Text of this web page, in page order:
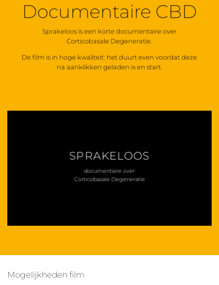
Documentaire CBD
Sprakeloos is een korte documentaire over
Corticobasale Degeneratie.
De film is in hoge kwaliteit: het duurt even voordat deze
na aanklikken geladen is en start.
SPRAKELOOS
documentaire over
Corticobasale Degeneratie
Mogelijkheden film